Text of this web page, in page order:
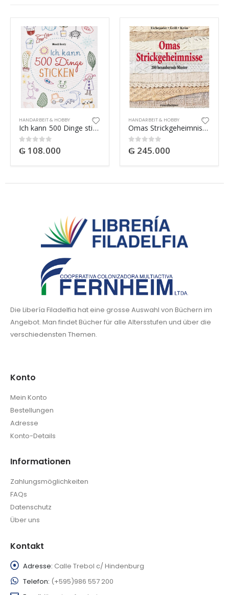
HANDARBEIT & HOBBY
Ich kann 500 Dinge sticken
0out of 5
₲ 108.000
HANDARBEIT & HOBBY
Omas Strickgeheimnisse
0out of 5
₲ 245.000
Die Libería Filadelfia hat eine grosse Auswahl von Büchern im
Angebot. Man findet Bücher für alle Altersstufen und über die
verschiedensten Themen.
Konto
Mein Konto
Bestellungen
Adresse
Konto-Details
Informationen
Zahlungsmöglichkeiten
FAQs
Datenschutz
Über uns
Kontakt
Adresse: Calle Trebol c/ Hindenburg
Telefon: (+595)986 557 200